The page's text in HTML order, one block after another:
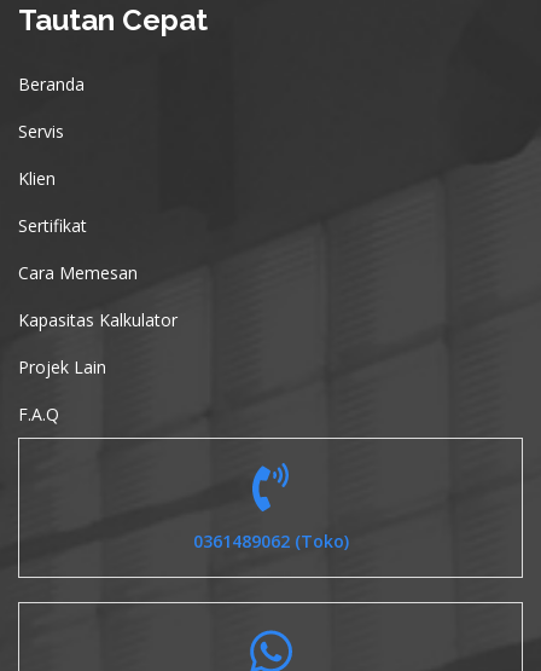
Tautan Cepat
Beranda
Servis
Klien
Sertifikat
Cara Memesan
Kapasitas Kalkulator
Projek Lain
F.A.Q
0361489062 (Toko)